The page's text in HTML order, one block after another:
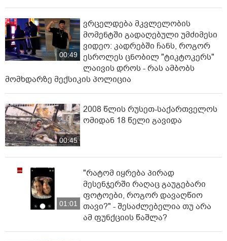
00:49
ვრცელდება მკვლელობის
მომენტში გადაღებული უმძიმესი
ვიდეო: კადრებში ჩანს, როგორ
ესროლეს ცნობილ "ტიკტოკერს"
ლაივის დროს - რას ამბობს
მომხდარზე მექსიკის პოლიცია
00:45
2008 წლის რუსეთ-საქართველოს
ომიდან 18 წელი გავიდა
01:01
"რატომ იყრება პირად
მესენჯერში რაღაც გაუგებარი
ფოტოები, როგორ დავაღწიო
თავი?" - შესაძლებელია თუ არა
ამ ფუნქციის წაშლა?